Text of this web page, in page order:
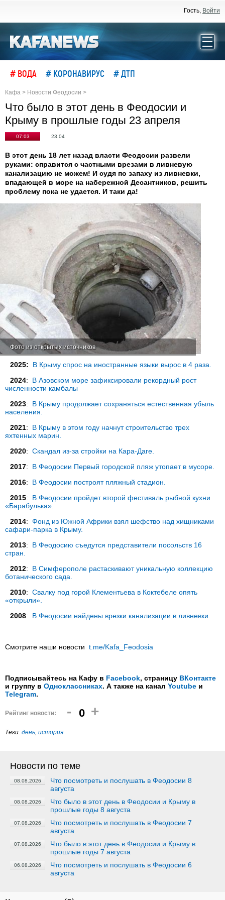
Гость, Войти
# ВОДА # КОРОНАВИРУС # ДТП
Кафа > Новости Феодосии >
Что было в этот день в Феодосии и
Крыму в прошлые годы 23 апреля
07:03 23.04
В этот день 18 лет назад власти Феодосии развели
руками: справится с частными врезами в ливневую
канализацию не можем! И судя по запаху из ливневки,
впадающей в море на набережной Десантников, решить
проблему пока не удается. И таки да!
Фото из открытых источников
2025:
В Крыму спрос на иностранные языки вырос в 4 раза.
2024: В Азовском море зафиксировали рекордный рост
численности камбалы
2023: В Крыму продолжает сохраняться естественная убыль
населения.
2021: В Крыму в этом году начнут строительство трех
яхтенных марин.
2020: Скандал из-за стройки на Кара-Даге.
2017: В Феодосии Первый городской пляж утопает в мусоре.
2016: В Феодосии построят пляжный стадион.
2015: В Феодосии пройдет второй фестиваль рыбной кухни
«Барабулька».
2014: Фонд из Южной Африки взял шефство над хищниками
сафари-парка в Крыму.
2013: В Феодосию съедутся представители посольств 16
стран.
2012: В Симферополе растаскивают уникальную коллекцию
ботанического сада.
2010: Свалку под горой Клементьева в Коктебеле опять
«открыли».
2008: В Феодосии найдены врезки канализации в ливневки.
Смотрите наши новости t.me/Kafa_Feodosia
Подписывайтесь на Кафу в Facebook, страницу ВКонтакте
и группу в Одноклассниках. А также на канал Youtube и
Telegram.
Рейтинг новости: - 0 +
Теги: день, история
Новости по теме
08.08.2026
Что посмотреть и послушать в Феодосии 8
августа
08.08.2026
Что было в этот день в Феодосии и Крыму в
прошлые годы 8 августа
07.08.2026
Что посмотреть и послушать в Феодосии 7
августа
07.08.2026
Что было в этот день в Феодосии и Крыму в
прошлые годы 7 августа
06.08.2026
Что посмотреть и послушать в Феодосии 6
августа